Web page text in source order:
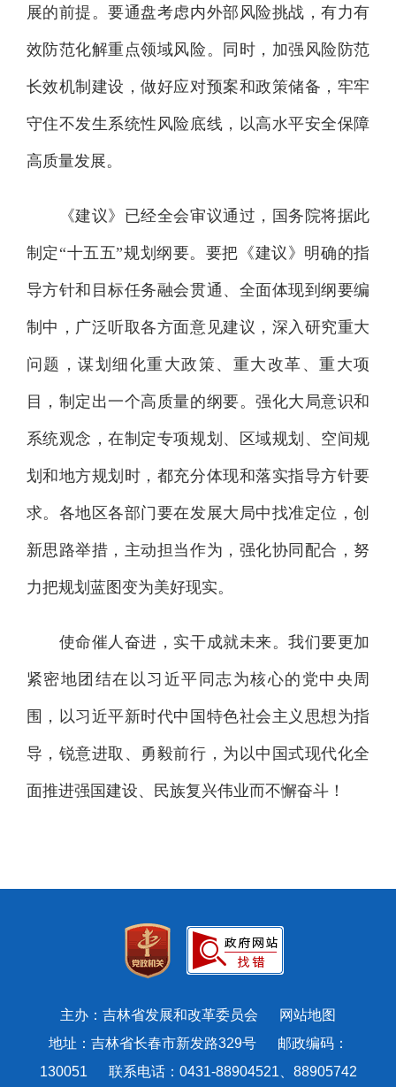
展的前提。要通盘考虑内外部风险挑战，有力有
效防范化解重点领域风险。同时，加强风险防范
长效机制建设，做好应对预案和政策储备，牢牢
守住不发生系统性风险底线，以高水平安全保障
高质量发展。
《建议》已经全会审议通过，国务院将据此
制定“十五五”规划纲要。要把《建议》明确的指
导方针和目标任务融会贯通、全面体现到纲要编
制中，广泛听取各方面意见建议，深入研究重大
问题，谋划细化重大政策、重大改革、重大项
目，制定出一个高质量的纲要。强化大局意识和
系统观念，在制定专项规划、区域规划、空间规
划和地方规划时，都充分体现和落实指导方针要
求。各地区各部门要在发展大局中找准定位，创
新思路举措，主动担当作为，强化协同配合，努
力把规划蓝图变为美好现实。
使命催人奋进，实干成就未来。我们要更加
紧密地团结在以习近平同志为核心的党中央周
围，以习近平新时代中国特色社会主义思想为指
导，锐意进取、勇毅前行，为以中国式现代化全
面推进强国建设、民族复兴伟业而不懈奋斗！
主办：吉林省发展和改革委员会
网站地图
地址：吉林省长春市新发路329号 邮政编码：
130051 联系电话：0431-88904521、88905742